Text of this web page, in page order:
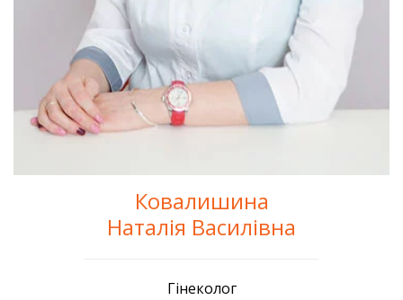
Ковалишина
Наталія Василівна